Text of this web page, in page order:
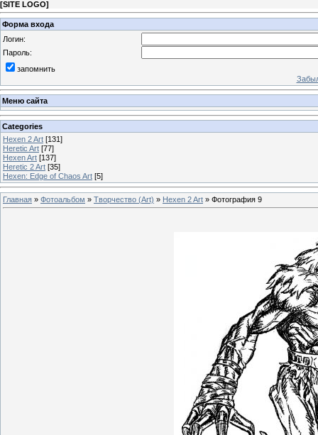
[SITE LOGO]
Форма входа
Логин:
Пароль:
запомнить
Меню сайта
Categories
Hexen 2 Art [131]
Heretic Art [77]
Hexen Art [137]
Heretic 2 Art [35]
Hexen: Edge of Chaos Art [5]
Главная » Фотоальбом » Творчество (Art) » Hexen 2 Art » Фотография 9